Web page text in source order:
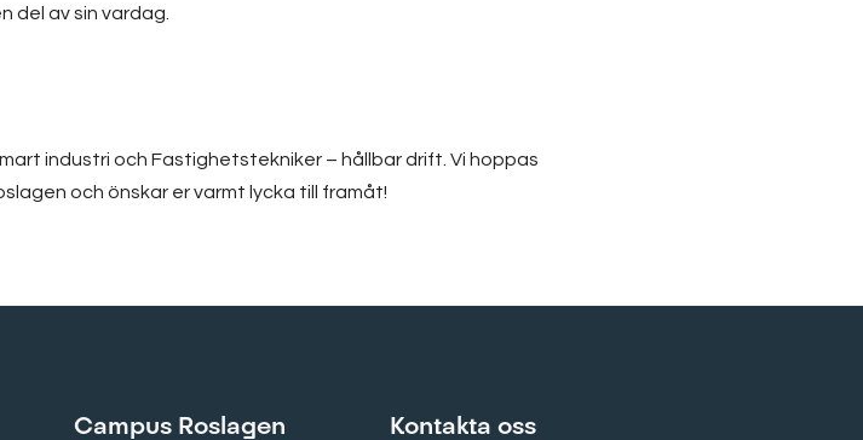
del av sin vardag.
industri och Fastighetstekniker – hållbar drift. Vi hoppas
och önskar er varmt lycka till framåt!
Campus Roslagen Kontakta oss